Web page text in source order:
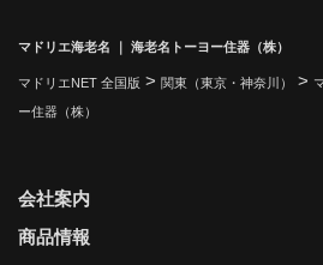
マドリエ海老名 ｜ 海老名トーヨー住器（株）
マドリエNET 全国版 > 関東（東京・神奈川） >
ー住器（株）
会社案内
商品情報